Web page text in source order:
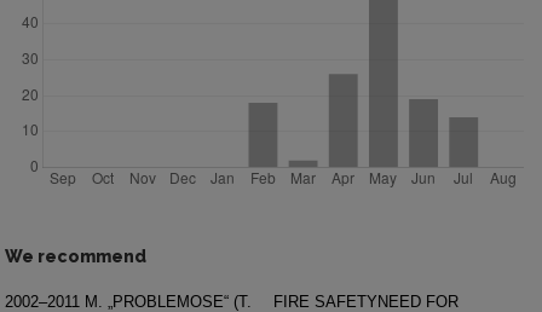
We recommend
2002–2011 M. „PROBLEMOSE“ (T.
FIRE SAFETYNEED FOR